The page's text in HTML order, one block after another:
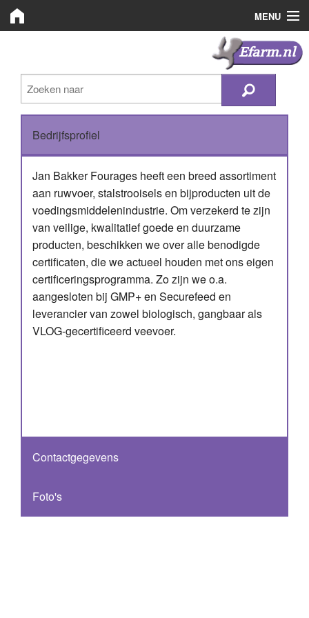
MENU
Zoeken
Nieuws
Plaats advertentie
Inloggen
Registreren
Efarm.nl
Bedrijfsprofiel
Jan Bakker Fourages heeft een breed assortiment
aan ruwvoer, stalstrooisels en bijproducten uit de
voedingsmiddelenindustrie. Om verzekerd te zijn
van veilige, kwalitatief goede en duurzame
producten, beschikken we over alle benodigde
certificaten, die we actueel houden met ons eigen
certificeringsprogramma. Zo zijn we o.a.
aangesloten bij GMP+ en Securefeed en
leverancier van zowel biologisch, gangbaar als
VLOG-gecertificeerd veevoer.
Contactgegevens
Foto's